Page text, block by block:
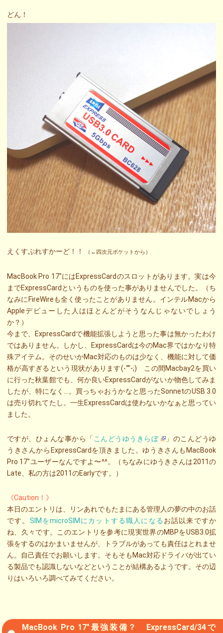
どん！
えくすぷれすかーど！！ （←四次元ポケットから）
MacBook Pro 17″にはExpressCardのスロットがあります。実は今
までExpressCardというものを使った事がありませんでした。（ち
なみにFireWireも全く使ったことがありません。インテルMacから
Appleデビューした人はほとんどがそうなんじゃないでしょう
か？）
今まで、ExpressCardで機能拡張しようと思った事は無かったわけ
ではありません。しかし、ExpressCardは今のMac界ではかなり特
殊アイテム。そのせいかMac対応のものは少なく、機能に対して価
格が高すぎるという現状があります(-“”-;) この間Macbay2を買い
に行った秋葉館でも、何か良いExpressCardがないか物色してみま
したが、特になく…。買っちゃおうかなと思ったSonnetのUSB 3.0
は売り切れてたし。一生ExpressCardは使わないかなぁと思ってい
ました。
ですが、ひょんな事から「 こんどうゆうきらぼ
」のこんどうゆ
うきさんからExpressCardを頂きました。ゆうきさんもMacBook
Pro 17″ユーザーなんですよ〜^^。（ちなみにゆうきさんは2011の
Late、私の方は2011のEarlyです。）
《Caution！》
本日のエントリは、リンあれでもたまにある管理人の夢の中のお話
です。 SIMをmicroSIMにカットする職人になる お話以来ですか
ね、久々です。このエントリを参考に現実世界のMBPをUSB3.0拡
張をするのはかまいませんが、トラブルがあっても責任はとれませ
ん。自己責任でお願いします。そもそもMac対応ドライバが出てい
る製品でも認識しないなどということが結構あるようです。その辺
りはいろいろ調べてみてください。
MacBook Pro 17″最強装備？ ExpressCard/34で